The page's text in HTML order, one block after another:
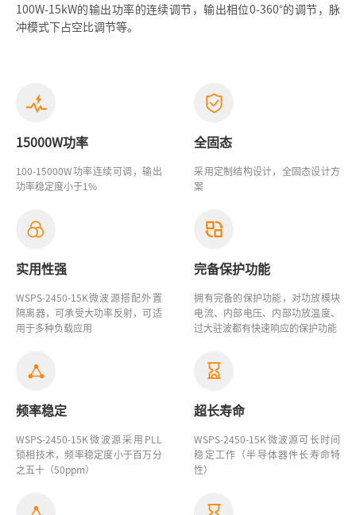
100W-15kW的输出功率的连续调节，输出相位0-360°的调节，脉
冲模式下占空比调节等。
15000W功率
100-15000W功率连续可调，输出
功率稳定度小于1%
全固态
采用定制结构设计，全固态设计方
案
实用性强
WSPS-2450-15K微波源搭配外置
隔离器，可承受大功率反射，可适
用于多种负载应用
完备保护功能
拥有完备的保护功能，对功放模块
电流、内部电压、内部功放温度、
过大驻波都有快速响应的保护功能
频率稳定
WSPS-2450-15K微波源采用PLL
锁相技术，频率稳定度小于百万分
之五十（50ppm）
超长寿命
WSPS-2450-15K微波源可长时间
稳定工作（半导体器件长寿命特
性）